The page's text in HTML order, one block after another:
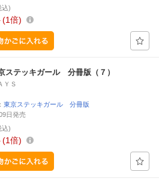
込)
1倍
ステッキガール 分冊版（７）
ＹＳ
東京ステッキガール 分冊版
日発売
込)
1倍